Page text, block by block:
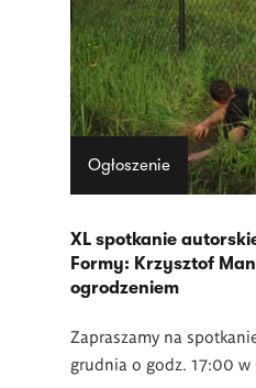
Ogłoszenie
XL spotkanie
Formy: Krzysztof
ogrodzeniem
Zapraszamy na
grudnia o godz. 17:00 w